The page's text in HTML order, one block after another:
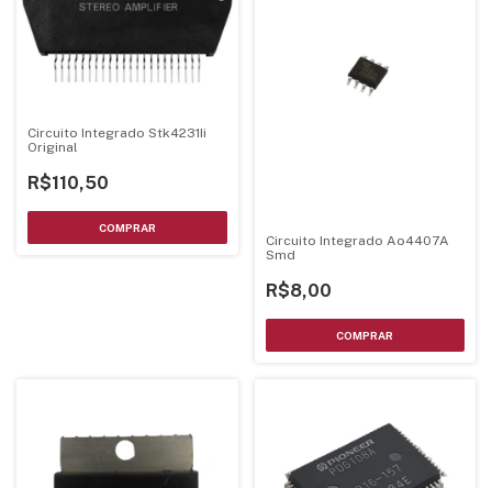
Circuito Integrado Stk4231Ii
Original
R$110,50
Circuito Integrado Ao4407A
Smd
R$8,00